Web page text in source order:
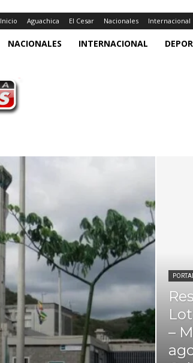
Inicio Aguachica El Cesar Nacionales Internacional
NACIONALES INTERNACIONAL
–